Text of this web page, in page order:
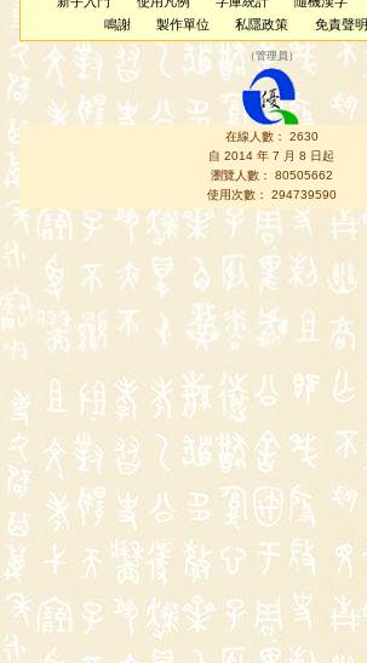
鳴謝
製作單位 私隱政策 免責聲明
（管理員 ）
在線人數： 2630
自 2014 年 7 月 8 日起
瀏覽人數： 80505662
使用次數： 294739590